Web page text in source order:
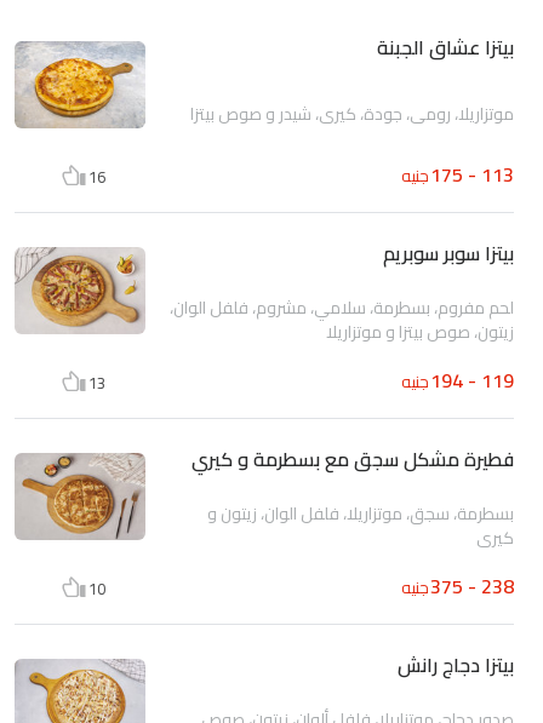
بيتزا عشاق الجبنة
موتزاريلا، رومي، جودة، كيري، شيدر و صوص بيتزا
113 - 175 جنيه 16
بيتزا سوبر سوبريم
لحم مفروم، بسطرمة، سلامي، مشروم، فلفل الوان،
زيتون، صوص بيتزا و موتزاريلا
119 - 194 جنيه 13
فطيرة مشكل سجق مع بسطرمة و كيري
بسطرمة، سجق، موتزاريلا، فلفل الوان، زيتون و
كيري
238 - 375 جنيه 10
بيتزا دجاج رانش